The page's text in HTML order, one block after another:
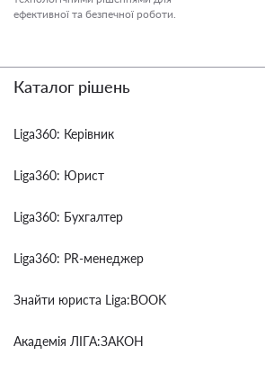
ефективної та безпечної роботи.
Каталог рішень
Liga360: Керівник
Liga360: Юрист
Liga360: Бухгалтер
Liga360: PR-менеджер
Знайти юриста Liga:BOOK
Академія ЛІГА:ЗАКОН